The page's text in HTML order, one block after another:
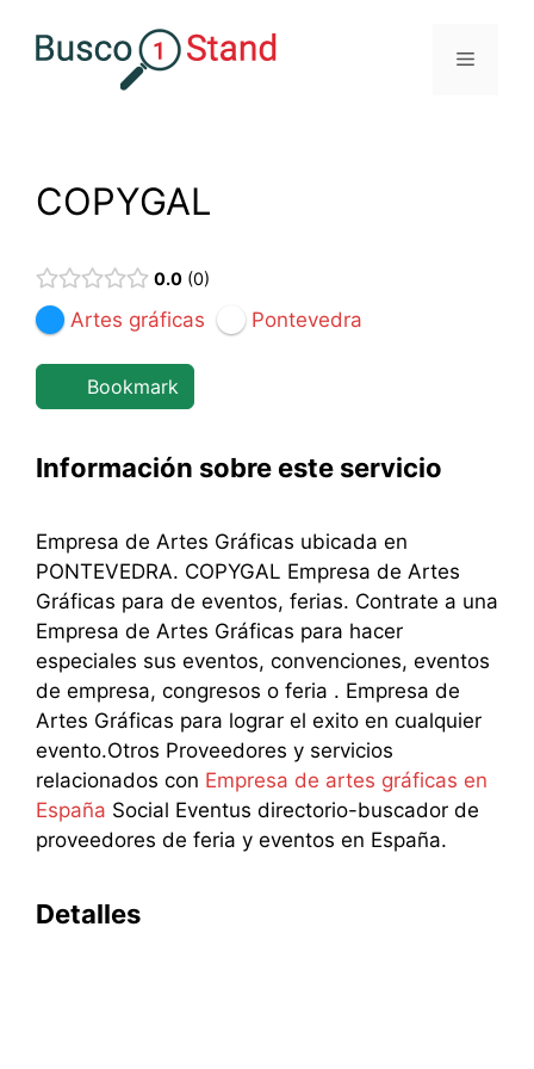
Menú
COPYGAL
0.0 0
Artes gráficas Pontevedra
Bookmark
Información sobre este servicio
Empresa de Artes Gráficas ubicada en
PONTEVEDRA. COPYGAL Empresa de Artes
Gráficas para de eventos, ferias. Contrate a una
Empresa de Artes Gráficas para hacer
especiales sus eventos, convenciones, eventos
de empresa, congresos o feria . Empresa de
Artes Gráficas para lograr el exito en cualquier
evento.Otros Proveedores y servicios
relacionados con Empresa de artes gráficas en
España Social Eventus directorio-buscador de
proveedores de feria y eventos en España.
Detalles